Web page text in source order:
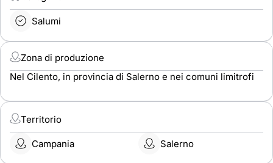
Salumi
Zona di produzione
Nel Cilento, in provincia di Salerno e nei comuni limitrofi
Territorio
Campania Salerno